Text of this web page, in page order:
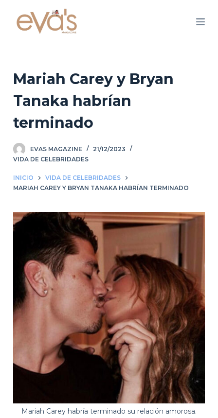
o
e
n
o
Mariah Carey y Bryan
Tanaka habrían
terminado
EVAS MAGAZINE
21/12/2023
VIDA DE CELEBRIDADES
INICIO
VIDA DE CELEBRIDADES
MARIAH CAREY Y BRYAN TANAKA HABRÍAN TERMINADO
Mariah Carey habría terminado su relación amorosa.